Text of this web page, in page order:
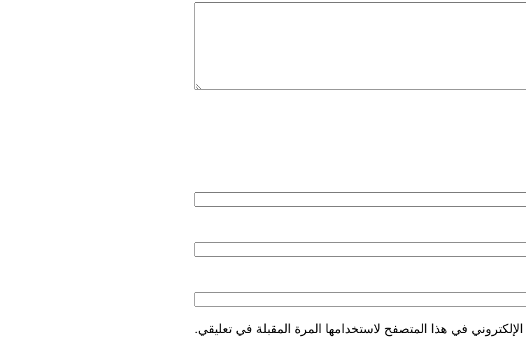
في هذا المتصفح لاستخدامها المرة المقبلة في تعليقي.